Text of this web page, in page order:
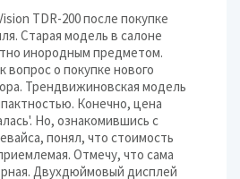
TDR-200 после покупке
Старая модель в салоне
инородным предметом.
вопрос о покупке нового
Трендвижиновская модель
Конечно, цена
Но, ознакомившись с
понял, что стоимость
Отмечу, что сама
Двухдюймовый дисплей